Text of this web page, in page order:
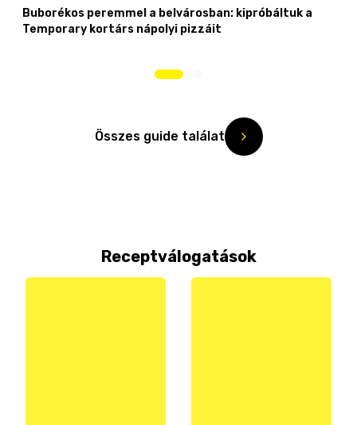
Buborékos peremmel a belvárosban: kipróbáltuk a
Temporary kortárs nápolyi pizzáit
Összes guide találat
Receptválogatások